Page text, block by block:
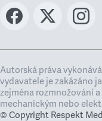
Autorská práva
vydavatele je zakázáno
zejména rozmnožování
mechanickým nebo
© Copyright Respekt